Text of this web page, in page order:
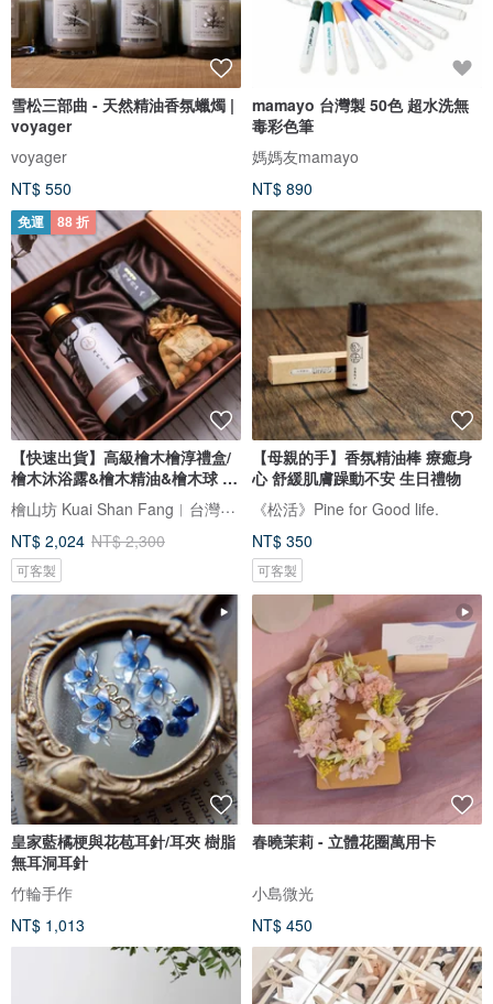
雪松三部曲 - 天然精油香氛蠟燭 |
voyager
voyager
NT$ 550
mamayo 台灣製 50色 超水洗無
毒彩色筆
媽媽友mamayo
NT$ 890
免運 88 折
【快速出貨】高級檜木檜淳禮盒/
檜木沐浴露&檜木精油&檜木球 年
節
檜山坊 Kuai Shan Fang︱台灣檜木香氛領導品牌，療癒森林
NT$ 2,024 NT$ 2,300
可客製
【母親的手】香氛精油棒 療癒身
心 舒緩肌膚躁動不安 生日禮物
《松活》Pine for Good life.
NT$ 350
可客製
皇家藍橘梗與花苞耳針/耳夾 樹脂
無耳洞耳針
竹輪手作
NT$ 1,013
春曉茉莉 - 立體花圈萬用卡
小島微光
NT$ 450